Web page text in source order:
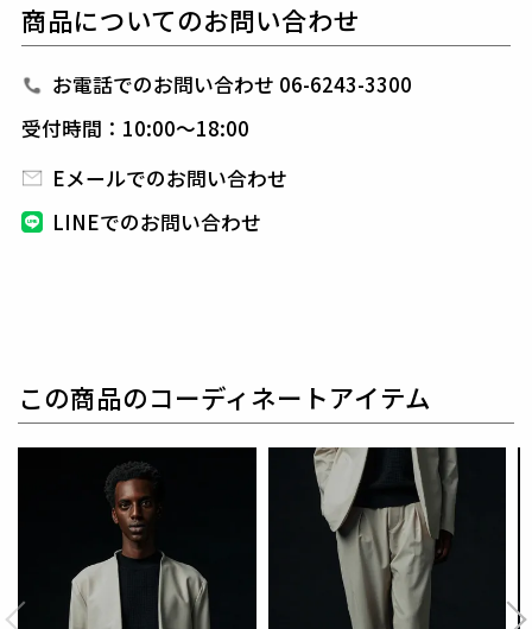
後ポケットは切替を利用したシームポケットで開閉可
能なコンシールファスナー付きです。
裾の始末もシンプルなシングル仕上げです。
STRETCH CHAMBRAY TRICOT
ナイロン78% ポリエステル12% ポリウレタン10%
ナイロンを主体にした高密度トリコットで仕立てた、
エットを保ちながらリラックスした着心地を叶えま
す。
ジャケット、イージーパンツなど幅広く対応できる万
能素材です。
商品についてのお問い合わせ
お電話でのお問い合わせ 06-6243-3300
受付時間：10:00～18:00
Eメールでのお問い合わせ
LINEでのお問い合わせ
この商品のコーディネートアイテム